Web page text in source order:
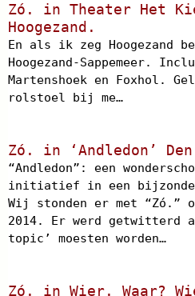
Zó. in Theater Het
Hoogezand.
En als ik zeg Hoogezand
Hoogezand-Sappemeer.
Martenshoek en Foxhol.
rolstoel bij me…
Zó. in ‘Andledon’
“Andledon”: een
initiatief in een
Wij stonden er met “Zó.”
2014. Er werd getwitterd
topic’ moesten worden…
Zó. in Wier. Waar?